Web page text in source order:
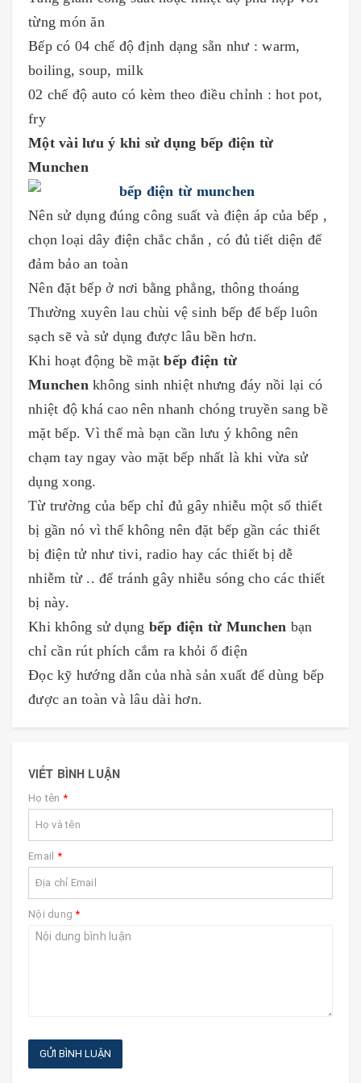
từng món ăn
Bếp có 04 chế độ định dạng sẵn như : warm,
boiling, soup, milk
02 chế độ auto có kèm theo điều chỉnh : hot pot,
fry
Một vài lưu ý khi sử dụng bếp điện từ
Munchen
Nên sử dụng đúng công suất và điện áp của bếp ,
chọn loại dây điện chắc chắn , có đủ tiết diện để
đảm bảo an toàn
Nên đặt bếp ở nơi bằng phẳng, thông thoáng
Thường xuyên lau chùi vệ sinh bếp để bếp luôn
sạch sẽ và sử dụng được lâu bền hơn.
Khi hoạt động bề mặtbếp điện từ
Munchen không sinh nhiệt nhưng đáy nồi lại có
nhiệt độ khá cao nên nhanh chóng truyền sang bề
mặt bếp. Vì thế mà bạn cần lưu ý không nên
chạm tay ngay vào mặt bếp nhất là khi vừa sử
dụng xong.
Từ trường của bếp chỉ đủ gây nhiễu một số thiết
bị gần nó vì thế không nên đặt bếp gần các thiết
bị điện tử như tivi, radio hay các thiết bị dễ
nhiễm từ .. để tránh gây nhiễu sóng cho các thiết
bị này.
Khi không sử dụng bếp điện từ Munchen bạn
chỉ cần rút phích cắm ra khỏi ổ điện
Đọc kỹ hướng dẫn của nhà sản xuất để dùng bếp
được an toàn và lâu dài hơn.
VIẾT BÌNH LUẬN
Họ tên *
Email *
Nội dung*
GỬI BÌNH LUẬN